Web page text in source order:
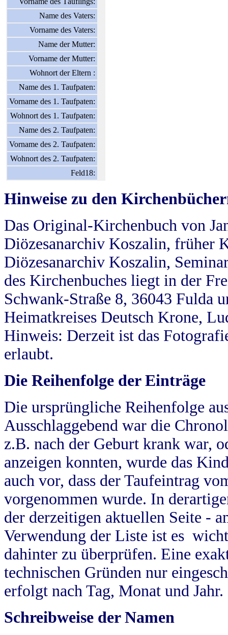
Name des Vaters:
Vorname des Vaters:
Name der Mutter:
Vorname der Mutter:
Wohnort der Eltern :
Name des 1. Taufpaten:
Vorname des 1. Taufpaten:
Wohnort des 1. Taufpaten:
Name des 2. Taufpaten:
Vorname des 2. Taufpaten:
Wohnort des 2. Taufpaten:
Feld18:
Hinweise zu den
Das Original-Kirchenbuch von
Diözesanarchiv Koszalin, früher
Diözesanarchiv Koszalin,
des Kirchenbuches liegt in der
Schwank-Straße 8, 36043 Fulda
Heimatkreises Deutsch Krone,
Hinweis: Derzeit ist das
erlaubt.
Die Reihenfolge der Einträge
Die ursprüngliche Reihenfolge
Ausschlaggebend war die
z.B. nach der Geburt krank war,
anzeigen konnten, wurde das
auch vor, dass der Taufeintrag
vorgenommen wurde. In
der derzeitigen aktuellen Seite -
Verwendung der Liste ist es
dahinter zu überprüfen. Eine
technischen Gründen nur
erfolgt nach Tag, Monat und Jahr.
Schreibweise der Namen